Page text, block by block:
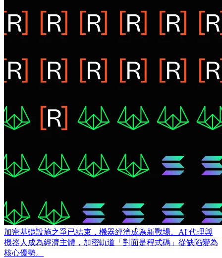
加密基礎設施之爭已結束，機器經濟成為新戰場。AI 代理與
機器人成為經濟主體，加密軌道「對面是程式碼」從缺陷變為
核心優勢。